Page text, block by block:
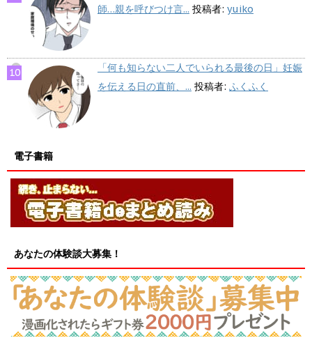
師…親を呼びつけ言... 投稿者: yuiko
「何も知らない二人でいられる最後の日」妊娠
を伝える日の直前、... 投稿者: ふくふく
電子書籍
あなたの体験談大募集！